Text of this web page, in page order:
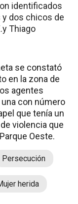
identificados
y dos chicos de
Thiago
se constató
en la zona de
agentes
con número
que tenía un
violencia que
Oeste.
Persecución
herida